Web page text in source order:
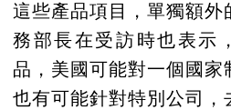
這些產品項目，單獨額外
務部長在受訪時也表示
品，美國可能對一個國家
也有可能針對特別公司，